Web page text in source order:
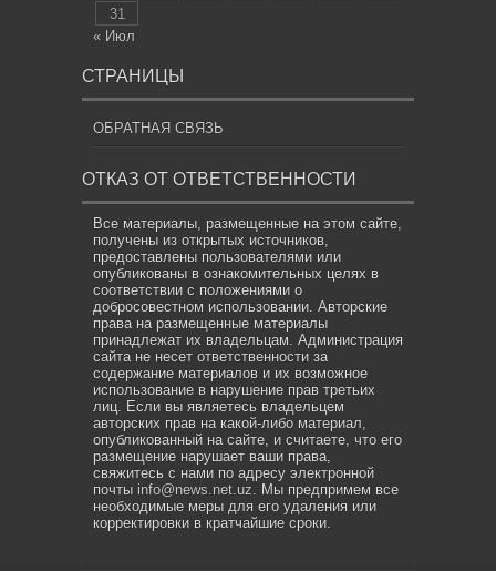
31
« Июл
СТРАНИЦЫ
ОБРАТНАЯ СВЯЗЬ
ОТКАЗ ОТ ОТВЕТСТВЕННОСТИ
Все материалы, размещенные на этом сайте,
получены из открытых источников,
предоставлены пользователями или
опубликованы в ознакомительных целях в
соответствии с положениями о
добросовестном использовании. Авторские
права на размещенные материалы
принадлежат их владельцам. Администрация
сайта не несет ответственности за
содержание материалов и их возможное
использование в нарушение прав третьих
лиц. Если вы являетесь владельцем
авторских прав на какой-либо материал,
опубликованный на сайте, и считаете, что его
размещение нарушает ваши права,
свяжитесь с нами по адресу электронной
почты info@news.net.uz . Мы предпримем все
необходимые меры для его удаления или
корректировки в кратчайшие сроки.